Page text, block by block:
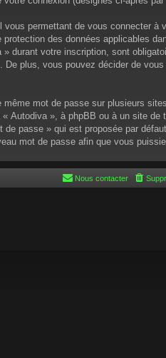
permettant de vous connecter à
des données applicables
durant votre inscription, sont
plus, vous pouvez décider de
mot de passe sur plusieurs
Autodiva », à phpBB ou à un site de
passe » qui est proposée par
mot de passe afin que vous
Nous contacter